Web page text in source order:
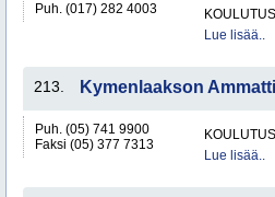
Puh. (017) 282 4003
Lue lisää..
213. Kymenlaakson
Puh. (05) 741 9900
Faksi (05) 377 7313
Lue lisää..